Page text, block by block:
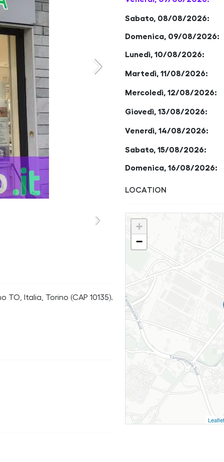
TO, Italia, Torino (CAP 10135).
Sabato, 08/08/2026:
Domenica, 09/08/2026:
Lunedì, 10/08/2026:
Martedì, 11/08/2026:
Mercoledì, 12/08/2026:
Giovedì, 13/08/2026:
Venerdì, 14/08/2026:
Sabato, 15/08/2026:
Domenica, 16/08/2026:
LOCATION
+
−
Leaflet